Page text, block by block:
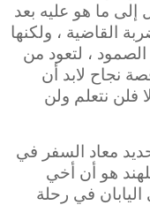
ما هو عليه بعد
القاضية ، ولكنها
، لتعود من
نجاح لابد أن
فلن نتعلم ولن
معاد السفر في
هو أن أخي
في رحلة